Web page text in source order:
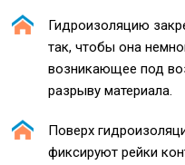
Гидроизоляцию
так, чтобы она
возникающее под
разрыву материала.
Поверх
фиксируют рейки